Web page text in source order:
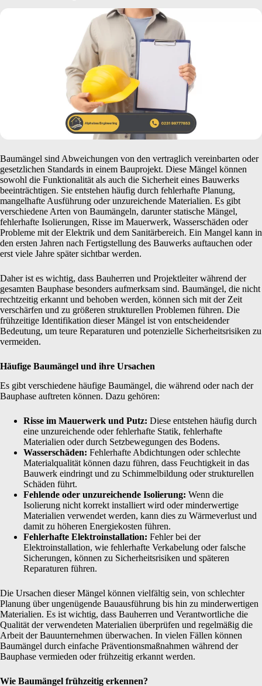
Baumängel sind Abweichungen von den vertraglich vereinbarten oder
gesetzlichen Standards in einem Bauprojekt. Diese Mängel können
sowohl die Funktionalität als auch die Sicherheit eines Bauwerks
beeinträchtigen. Sie entstehen häufig durch fehlerhafte Planung,
mangelhafte Ausführung oder unzureichende Materialien. Es gibt
verschiedene Arten von Baumängeln, darunter statische Mängel,
fehlerhafte Isolierungen, Risse im Mauerwerk, Wasserschäden oder
Probleme mit der Elektrik und dem Sanitärbereich. Ein Mangel kann in
den ersten Jahren nach Fertigstellung des Bauwerks auftauchen oder
erst viele Jahre später sichtbar werden.
Daher ist es wichtig, dass Bauherren und Projektleiter während der
gesamten Bauphase besonders aufmerksam sind. Baumängel, die nicht
rechtzeitig erkannt und behoben werden, können sich mit der Zeit
verschärfen und zu größeren strukturellen Problemen führen. Die
frühzeitige Identifikation dieser Mängel ist von entscheidender
Bedeutung, um teure Reparaturen und potenzielle Sicherheitsrisiken zu
vermeiden.
Häufige Baumängel und ihre Ursachen
Es gibt verschiedene häufige Baumängel, die während oder nach der
Bauphase auftreten können. Dazu gehören:
Risse im Mauerwerk und Putz: Diese entstehen häufig durch
eine unzureichende oder fehlerhafte Statik, fehlerhafte
Materialien oder durch Setzbewegungen des Bodens.
Wasserschäden: Fehlerhafte Abdichtungen oder schlechte
Materialqualität können dazu führen, dass Feuchtigkeit in das
Bauwerk eindringt und zu Schimmelbildung oder strukturellen
Schäden führt.
Fehlende oder unzureichende Isolierung: Wenn die
Isolierung nicht korrekt installiert wird oder minderwertige
Materialien verwendet werden, kann dies zu Wärmeverlust und
damit zu höheren Energiekosten führen.
Fehlerhafte Elektroinstallation: Fehler bei der
Elektroinstallation, wie fehlerhafte Verkabelung oder falsche
Sicherungen, können zu Sicherheitsrisiken und späteren
Reparaturen führen.
Die Ursachen dieser Mängel können vielfältig sein, von schlechter
Planung über ungenügende Bauausführung bis hin zu minderwertigen
Materialien. Es ist wichtig, dass Bauherren und Verantwortliche die
Qualität der verwendeten Materialien überprüfen und regelmäßig die
Arbeit der Bauunternehmen überwachen. In vielen Fällen können
Baumängel durch einfache Präventionsmaßnahmen während der
Bauphase vermieden oder frühzeitig erkannt werden.
Wie Baumängel frühzeitig erkennen?